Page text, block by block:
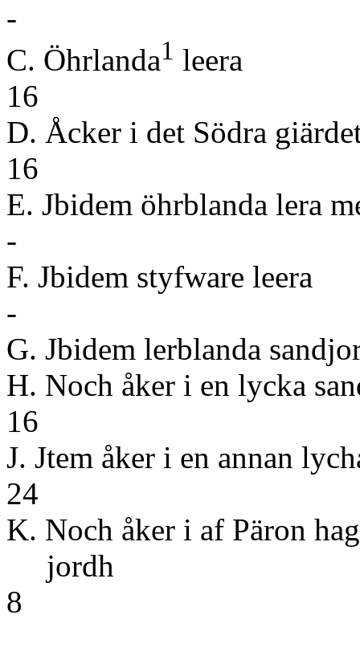
-
C. Öhrlanda1
16
D. Åcker i det Södra
16
E. Jbidem
-
F. Jbidem
-
G. Jbidem
H. Noch åker i en
16
J. Jtem åker i en
24
K. Noch åker i af Päron
8